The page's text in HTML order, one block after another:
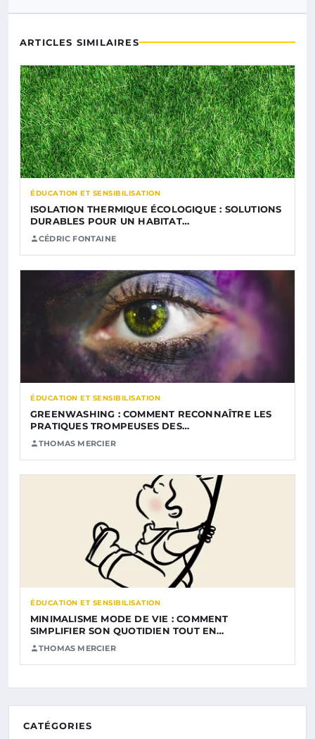
ARTICLES SIMILAIRES
ÉDUCATION ET SENSIBILISATION
ISOLATION THERMIQUE ÉCOLOGIQUE : SOLUTIONS
DURABLES POUR UN HABITAT…
CÉDRIC FONTAINE
ÉDUCATION ET SENSIBILISATION
GREENWASHING : COMMENT RECONNAÎTRE LES
PRATIQUES TROMPEUSES DES…
THOMAS MERCIER
ÉDUCATION ET SENSIBILISATION
MINIMALISME MODE DE VIE : COMMENT
SIMPLIFIER SON QUOTIDIEN TOUT EN…
THOMAS MERCIER
CATÉGORIES